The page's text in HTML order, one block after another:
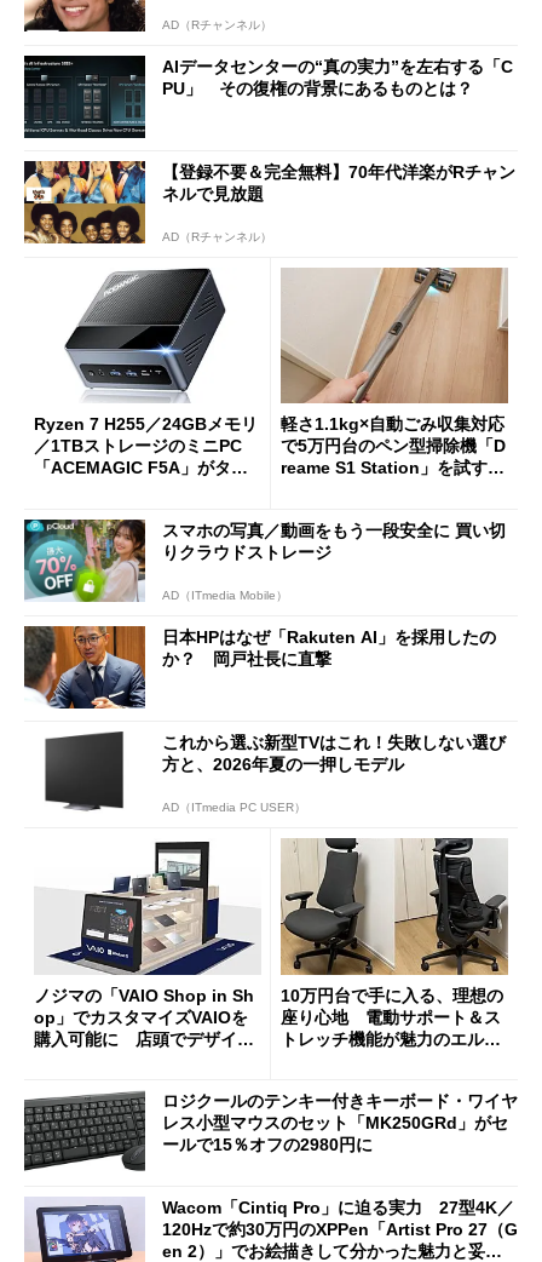
AD（Rチャンネル）
AIデータセンターの“真の実力”を左右する「C
PU」 その復権の背景にあるものとは？
【登録不要＆完全無料】70年代洋楽がRチャン
ネルで見放題
AD（Rチャンネル）
Ryzen 7 H255／24GBメモリ
／1TBストレージのミニPC
「ACEMAGIC F5A」がタイ
軽さ1.1kg×自動ごみ収集対応
で5万円台のペン型掃除機「D
reame S1 Station」を試す
スマホの写真／動画をもう一段安全に 買い切
りクラウドストレージ
AD（ITmedia Mobile）
日本HPはなぜ「Rakuten AI」を採用したの
か？ 岡戸社長に直撃
これから選ぶ新型TVはこれ！失敗しない選び
方と、2026年夏の一押しモデル
AD（ITmedia PC USER）
ノジマの「VAIO Shop in Sh
op」でカスタマイズVAIOを
購入可能に 店頭でデザイン
10万円台で手に入る、理想の
座り心地 電動サポート＆ス
トレッチ機能が魅力のエルゴ
ロジクールのテンキー付きキーボード・ワイヤ
レス小型マウスのセット「MK250GRd」がセ
ールで15％オフの2980円に
Wacom「Cintiq Pro」に迫る実力 27型4K／
120Hzで約30万円のXPPen「Artist Pro 27（G
en 2）」でお絵描きして分かった魅力と妥協